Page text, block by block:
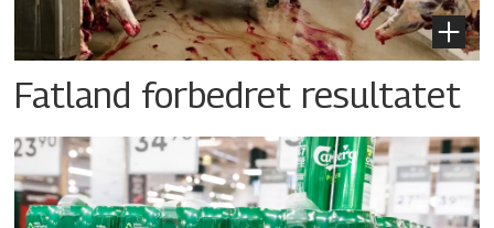
Fatland forbedret resultatet